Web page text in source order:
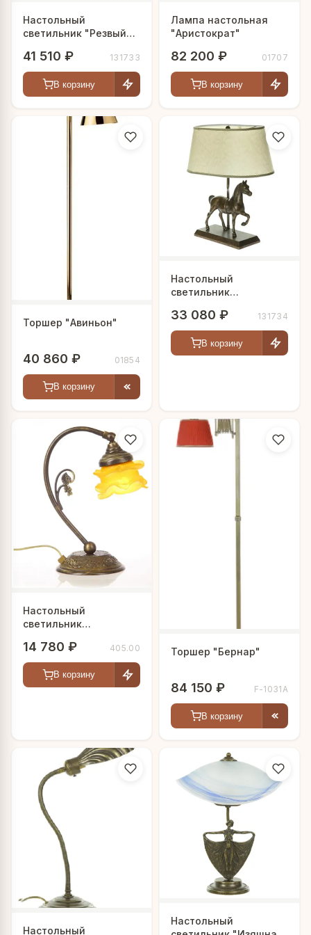
Настольный
светильник "Резвый
41 510 ₽ 131733
В корзину
Лампа настольная
"Аристократ"
82 200 ₽ 01707
В корзину
Торшер "Авиньон"
40 860 ₽ 01854
В корзину
Настольный
светильник
33 080 ₽ 131734
В корзину
Настольный
светильник
14 780 ₽ 405.00
В корзину
Торшер "Бернар"
84 150 ₽ F-1031А
В корзину
Настольный
Настольный